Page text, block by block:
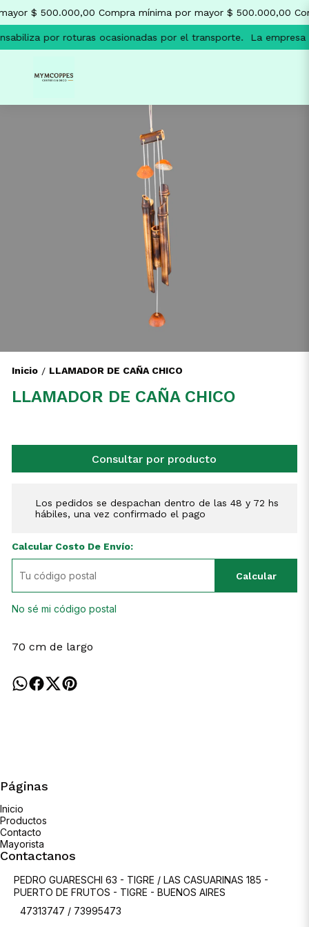
$ 500.000,00 Compra mínima por mayor $ 500.000,00
por roturas ocasionadas por el transporte. La
Inicio / LLAMADOR DE CAÑA CHICO
LLAMADOR DE CAÑA CHICO
Consultar por producto
Los pedidos se despachan dentro de las 48 y 72 hs
hábiles, una vez confirmado el pago
Calcular Costo De Envío:
Calcular
No sé mi código postal
70 cm de largo
Páginas
Inicio
Productos
Contacto
Mayorista
Contactanos
PEDRO GUARESCHI 63 - TIGRE / LAS CASUARINAS 185 -
PUERTO DE FRUTOS - TIGRE - BUENOS AIRES
47313747 / 73995473